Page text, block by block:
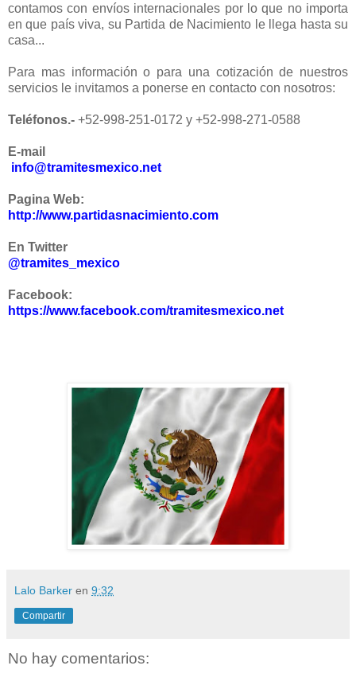
contamos con envíos internacionales por lo que no importa
en que país viva, su Partida de Nacimiento le llega hasta su
casa...
Para mas información o para una cotización de nuestros
servicios le invitamos a ponerse en contacto con nosotros:
Teléfonos.- +52-998-251-0172 y +52-998-271-0588
E-mail
info@tramitesmexico.net
Pagina Web:
http://www.partidasnacimiento.com
En Twitter
@tramites_mexico
Facebook:
https://www.facebook.com/tramitesmexico.net
Lalo Barker en 9:32
Compartir
No hay comentarios: